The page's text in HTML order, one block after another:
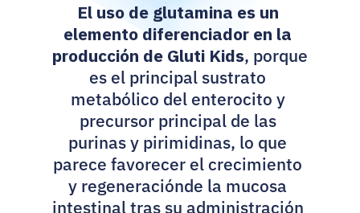
El uso de glutamina es un
elemento diferenciador en la
producción de Gluti Kids, porque
es el principal sustrato
metabólico del enterocito y
precursor principal de las
purinas y pirimidinas, lo que
parece favorecer el crecimiento
y regeneraciónde la mucosa
intestinal tras su administración